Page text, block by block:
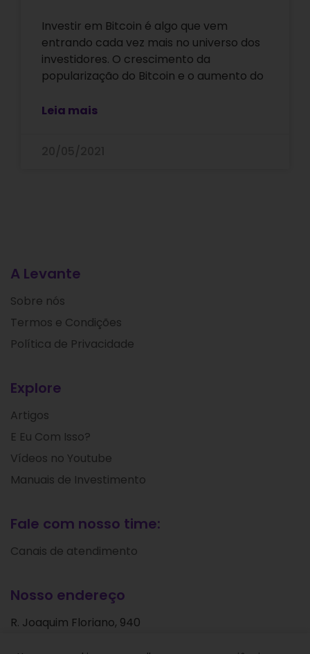
Investir em Bitcoin é algo que vem
entrando cada vez mais no universo dos
investidores. O crescimento da
popularização do Bitcoin e o aumento do
Leia mais
A Levante
Sobre nós
Termos e Condições
Política de Privacidade
Explore
Artigos
E Eu Com Isso?
Vídeos no Youtube
Manuais de Investimento
Fale com nosso time:
Canais de atendimento
Nosso endereço
R. Joaquim Floriano, 940